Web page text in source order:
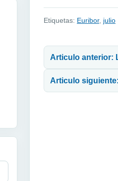
Etiquetas: Euribor, julio
Articulo anterior:
Articulo